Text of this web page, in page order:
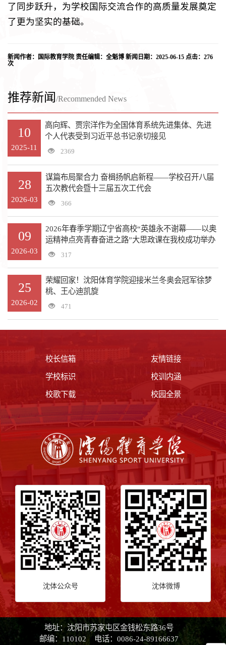
了同步跃升，为学校国际交流合作的高质量发展奠定
了更为坚实的基础。
新闻作者：国际教育学院 责任编辑：全魁博 新闻日期：2025-06-15 点击： 276
次
推荐新闻 /Recommended News
10
2025-11
高向辉、贾宗洋作为全国体育系统先进集体、先进
个人代表受到习近平总书记亲切接见
2369
28
2026-03
谋篇布局聚合力 奋楫扬帆启新程——学校召开八届
五次教代会暨十三届五次工代会
366
09
2026-03
2026年春季学期辽宁省高校“英雄永不谢幕——以奥
运精神点亮青春奋进之路”大思政课在我校成功举办
317
25
2026-02
荣耀回家！沈阳体育学院迎接米兰冬奥会冠军徐梦
桃、王心迪凯旋
471
校长信箱 友情链接
学校标识 校训内涵
校歌下载 校园全景
沈体公众号 沈体微博
地址：沈阳市苏家屯区金钱松东路36号
邮编：110102 电话：0086-24-89166637